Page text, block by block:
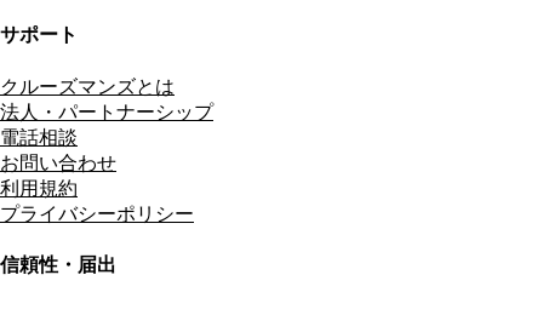
サポート
クルーズマンズとは
法人・パートナーシップ
電話相談
お問い合わせ
利用規約
プライバシーポリシー
信頼性・届出